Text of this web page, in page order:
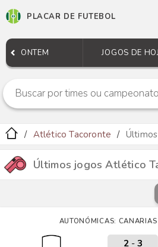
PLACAR DE FUTEBOL
ONTEM JOGOS DE
Atlético Tacoronte
Últimos jogos Atlético
AUTONÓMICAS:
2- 3